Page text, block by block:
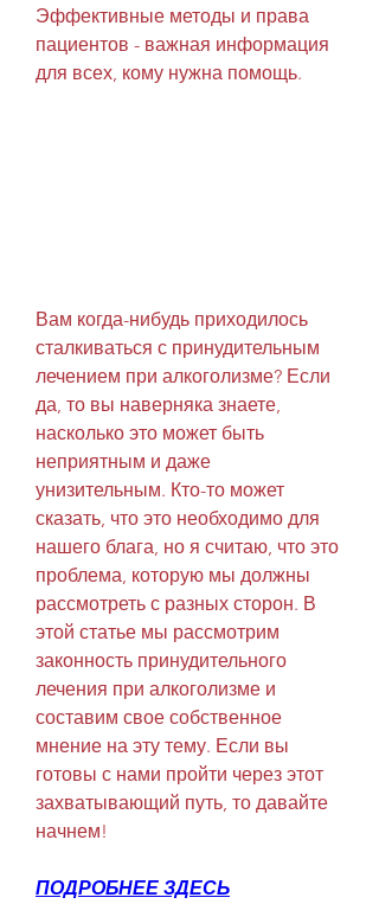
Эффективные методы и права
пациентов - важная информация
для всех, кому нужна помощь.
Вам когда-нибудь приходилось
сталкиваться с принудительным
лечением при алкоголизме? Если
да, то вы наверняка знаете,
насколько это может быть
неприятным и даже
унизительным. Кто-то может
сказать, что это необходимо для
нашего блага, но я считаю, что это
проблема, которую мы должны
рассмотреть с разных сторон. В
этой статье мы рассмотрим
законность принудительного
лечения при алкоголизме и
составим свое собственное
мнение на эту тему. Если вы
готовы с нами пройти через этот
захватывающий путь, то давайте
начнем!
ПОДРОБНЕЕ ЗДЕСЬ